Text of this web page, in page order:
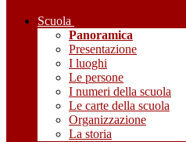
Scuola
Panoramica
Presentazione
I luoghi
Le persone
I numeri della scuola
Le carte della scuola
Organizzazione
La storia